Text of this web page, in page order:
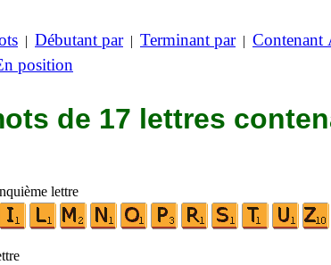
| Débutant par| Terminant par| Contenant
position
de 17 lettres
lettre